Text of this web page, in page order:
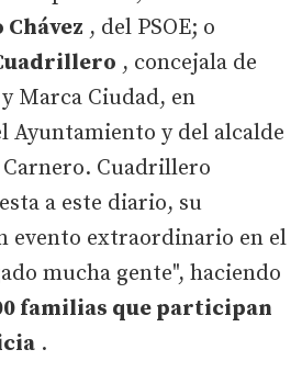
Chávez , del PSOE; o
, concejala de
Marca Ciudad, en
Ayuntamiento y del alcalde
Carnero. Cuadrillero
a este diario, su
evento extraordinario en el
mucha gente", haciendo
familias que participan
.